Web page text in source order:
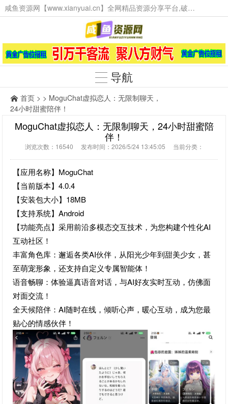
咸鱼资源网【www.xianyuai.cn】全网精品资源分享平台,破解软件,技术源码,火爆项目,工具辅助,这里无所不有。
导航
首页 > > MoguChat虚拟恋人：无限制聊天，
24小时甜蜜陪伴！
MoguChat虚拟恋人：无限制聊天，24小时甜蜜陪
伴！
浏览次数：16540 发布时间：2026/5/24 13:45:05 当前分类：
【应用名称】MoguChat
【当前版本】4.0.4
【安装包大小】18MB
【支持系统】Android
【功能亮点】采用前沿多模态交互技术，为您构建个性化AI
互动社区！
丰富角色库：邂逅各类AI伙伴，从阳光少年到甜美少女，甚
至萌宠形象，还支持自定义专属智能体！
语音畅聊：体验逼真语音对话，与AI好友实时互动，仿佛面
对面交流！
全天候陪伴：AI随时在线，倾听心声，暖心互动，成为您最
贴心的情感伙伴！